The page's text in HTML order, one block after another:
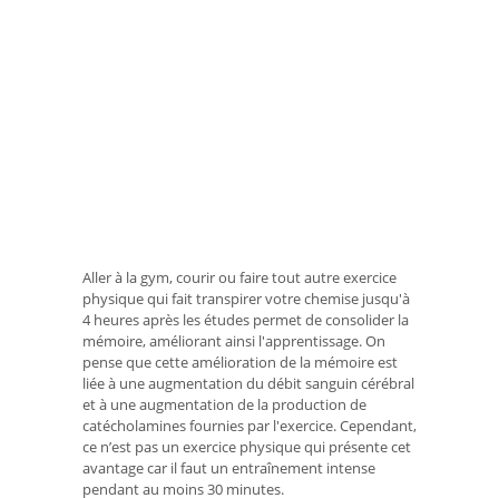
Aller à la gym, courir ou faire tout autre exercice
physique qui fait transpirer votre chemise jusqu'à
4 heures après les études permet de consolider la
mémoire, améliorant ainsi l'apprentissage. On
pense que cette amélioration de la mémoire est
liée à une augmentation du débit sanguin cérébral
et à une augmentation de la production de
catécholamines fournies par l'exercice. Cependant,
ce n’est pas un exercice physique qui présente cet
avantage car il faut un entraînement intense
pendant au moins 30 minutes.